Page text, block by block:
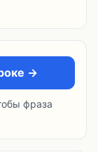
→
фраза